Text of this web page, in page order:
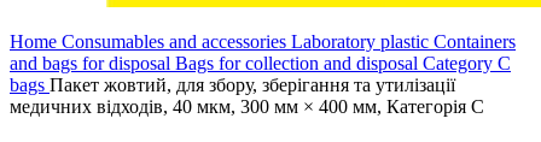
Home Consumables and accessories Laboratory plastic Containers
and bags for disposal Bags for collection and disposal Category C
bags Пакет жовтий, для збору, зберігання та утилізації
медичних відходів, 40 мкм, 300 мм × 400 мм, Категорія С